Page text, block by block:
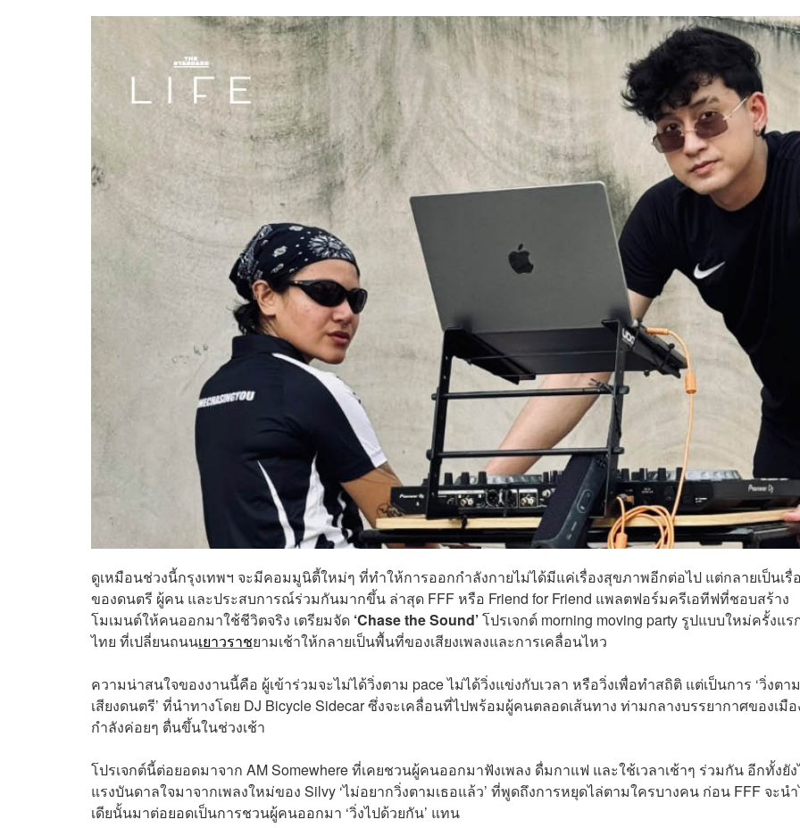
ดูเหมือนช่วงนี้กรุงเทพฯ จะมีคอมมูนิตี้ใหม่ๆ ที่ทำให้การออกกำลังกายไม่ได้มีแค่เรื่องสุขภาพอีกต่อไป แต่กลายเป็นเรื่
ของดนตรี ผู้คน และประสบการณ์ร่วมกันมากขึ้น ล่าสุด FFF หรือ Friend for Friend แพลตฟอร์มครีเอทีฟที่ชอบสร้าง
โมเมนต์ให้คนออกมาใช้ชีวิตจริง เตรียมจัด ‘Chase the Sound’โปรเจกต์ morning moving party รูปแบบใหม่ครั้งแร
ไทย ที่เปลี่ยนถนนเยาวราชยามเช้าให้กลายเป็นพื้นที่ของเสียงเพลงและการเคลื่อนไหว
ความน่าสนใจของงานนี้คือ ผู้เข้าร่วมจะไม่ได้วิ่งตาม pace ไม่ได้วิ่งแข่งกับเวลา หรือวิ่งเพื่อทำสถิติ แต่เป็นการ ‘วิ่งตาม
เสียงดนตรี’ ที่นำทางโดย DJ Bicycle Sidecar ซึ่งจะเคลื่อนที่ไปพร้อมผู้คนตลอดเส้นทาง ท่ามกลางบรรยากาศของเมื
กำลังค่อยๆ ตื่นขึ้นในช่วงเช้า
โปรเจกต์นี้ต่อยอดมาจาก AM Somewhere ที่เคยชวนผู้คนออกมาฟังเพลง ดื่มกาแฟ และใช้เวลาเช้าๆ ร่วมกัน อีกทั้งยั
แรงบันดาลใจมาจากเพลงใหม่ของ Silvy ‘ไม่อยากวิ่งตามเธอแล้ว’ ที่พูดถึงการหยุดไล่ตามใครบางคน ก่อน FFF จะน
เดียนั้นมาต่อยอดเป็นการชวนผู้คนออกมา ‘วิ่งไปด้วยกัน’ แทน